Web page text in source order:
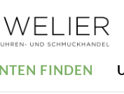
FINDEN